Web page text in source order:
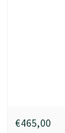
€465,00